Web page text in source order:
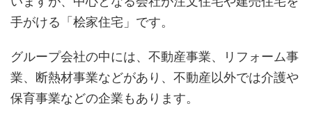
手がける「桧家住宅」です。
グループ会社の中には、不動産事業、リフォーム事
業、断熱材事業などがあり、不動産以外では介護や
保育事業などの企業もあります。